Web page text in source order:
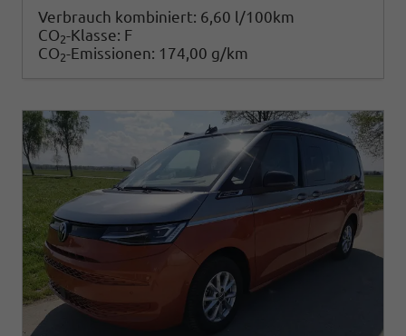
Verbrauch kombiniert: 6,60 l/100km
CO2-Klasse: F
CO2-Emissionen: 174,00 g/km